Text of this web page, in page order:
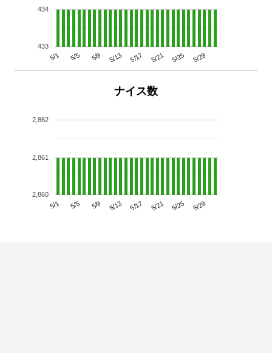
5/1 5/5 5/9 5/13 5/17 5/21 5/25 5/29
433
434
ナイス数
5/1 5/5 5/9 5/13 5/17 5/21 5/25 5/29
2,860
2,861
2,862